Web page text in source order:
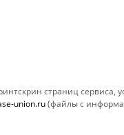
на нашем веб-сайте, что
условия его
страниц
union.ru(файлы с